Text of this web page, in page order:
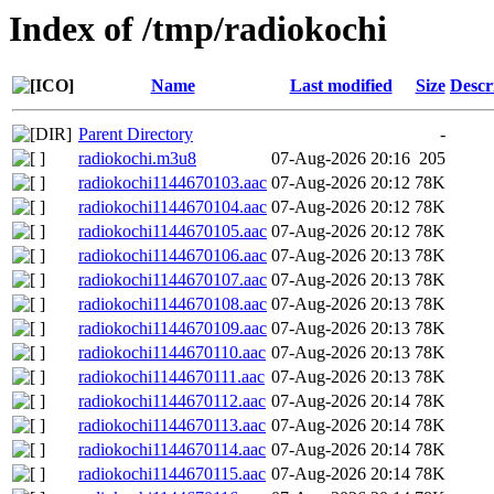
Index of /tmp/radiokochi
Name Last modified Size
Parent Directory
-
radiokochi.m3u8
07-Aug-2026 20:16 205
radiokochi1144670103.aac 07-Aug-2026 20:12 78K
radiokochi1144670104.aac 07-Aug-2026 20:12 78K
radiokochi1144670105.aac 07-Aug-2026 20:12 78K
radiokochi1144670106.aac 07-Aug-2026 20:13 78K
radiokochi1144670107.aac 07-Aug-2026 20:13 78K
radiokochi1144670108.aac 07-Aug-2026 20:13 78K
radiokochi1144670109.aac 07-Aug-2026 20:13 78K
radiokochi1144670110.aac 07-Aug-2026 20:13 78K
radiokochi1144670111.aac 07-Aug-2026 20:13 78K
radiokochi1144670112.aac 07-Aug-2026 20:14 78K
radiokochi1144670113.aac 07-Aug-2026 20:14 78K
radiokochi1144670114.aac 07-Aug-2026 20:14 78K
radiokochi1144670115.aac 07-Aug-2026 20:14 78K